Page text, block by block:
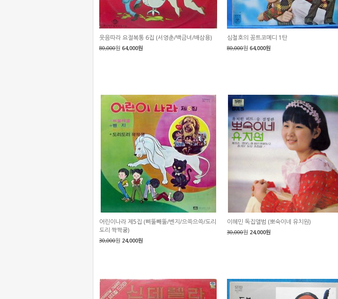
웃음따라 요절복통 6집 (서영춘/백금녀/배삼용)
80,000원 64,000원
심철호의 꽁트코메디 1탄
80,000원 64,000원
어린이나라 제5집 (삐뚤빼뚤/벤지/으쓱으쓱/도리
도리 짝짝쿵)
30,000원 24,000원
이혜민 독집앨범 (뽀숙이네 유치원)
30,000원 24,000원